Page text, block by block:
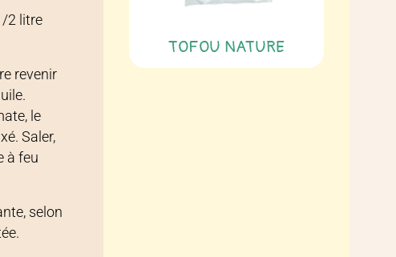
2 litre
revenir
le
Saler,
à feu
selon
TOFOU NATURE